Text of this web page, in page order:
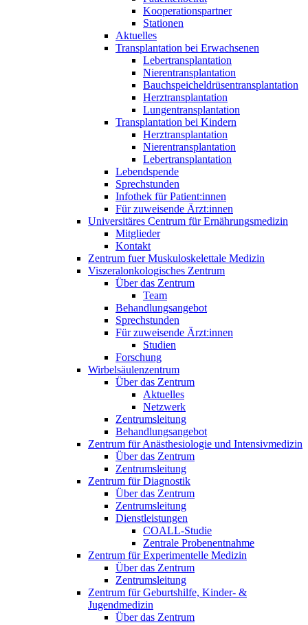
Kooperationspartner
Stationen
Aktuelles
Transplantation bei Erwachsenen
Lebertransplantation
Nierentransplantation
Bauchspeicheldrüsentransplantation
Herztransplantation
Lungentransplantation
Transplantation bei Kindern
Herztransplantation
Nierentransplantation
Lebertransplantation
Lebendspende
Sprechstunden
Infothek für Patient:innen
Für zuweisende Ärzt:innen
Universitäres Centrum für Ernährungsmedizin
Mitglieder
Kontakt
Zentrum fuer Muskuloskelettale Medizin
Viszeral­onkologisches Zentrum
Über das Zentrum
Team
Behandlungsangebot
Sprechstunden
Für zuweisende Ärzt:innen
Studien
Forschung
Wirbelsäulenzentrum
Über das Zentrum
Aktuelles
Netzwerk
Zentrumsleitung
Behandlungsangebot
Zentrum für Anästhesiologie und Intensivmedizin
Über das Zentrum
Zentrumsleitung
Zentrum für Diagnostik
Über das Zentrum
Zentrumsleitung
Dienstleistungen
COALL-Studie
Zentrale Probenentnahme
Zentrum für Experimentelle Medizin
Über das Zentrum
Zentrumsleitung
Zentrum für Geburtshilfe, Kinder- &
Jugendmedizin
Über das Zentrum